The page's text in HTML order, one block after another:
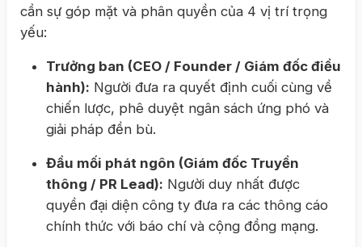
cần sự góp mặt và phân quyền của 4 vị trí trọng
yếu:
Trưởng ban (CEO / Founder / Giám đốc điều
hành): Người đưa ra quyết định cuối cùng về
chiến lược, phê duyệt ngân sách ứng phó và
giải pháp đền bù.
Đầu mối phát ngôn (Giám đốc Truyền
thông / PR Lead): Người duy nhất được
quyền đại diện công ty đưa ra các thông cáo
chính thức với báo chí và cộng đồng mạng.